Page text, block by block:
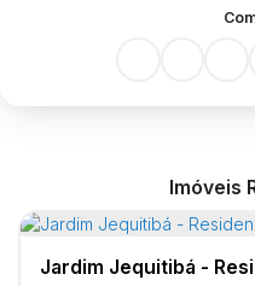
Imóveis
Jardim Jequitibá -